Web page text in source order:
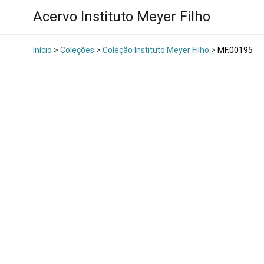
Acervo Instituto Meyer Filho
Início > Coleções > Coleção Instituto Meyer Filho > MF.00195